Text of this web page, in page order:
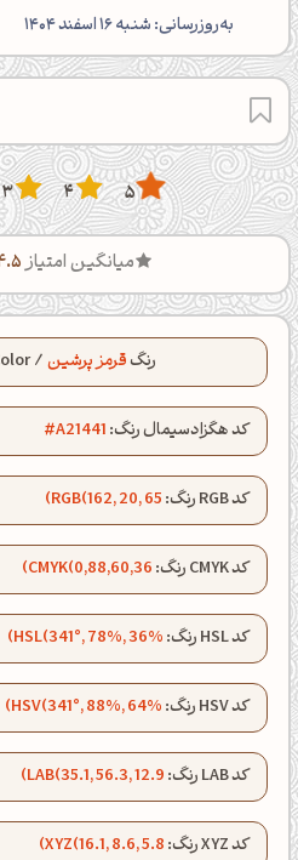
‌به‌روزرسانی: شنبه 16 اسفند 1404
5
4
3
میانگین امتیاز
رنگقرمز پرشین/
کد هگزادسیمال رنگ:#A21441
کد RGB رنگ: RGB(162, 20, 65)
کد CMYK رنگ: CMYK(0,88,60,36)
کد HSL رنگ: HSL(341°, 78%, 36%)
کد HSV رنگ: HSV(341°, 88%, 64%)
کد LAB رنگ: LAB(35.1, 56.3, 12.9)
کد XYZ رنگ: XYZ(16.1, 8.6, 5.8)
ظهرت
کپل‌آرت رو